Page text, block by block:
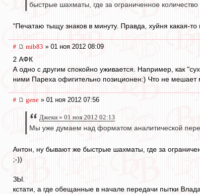
быстрые шахматы, где за ограниченное
"Печатаю тыщу знаков в минуту. Правда, хуйня какая-то
# mib83 » 01 ноя 2012 08:09
2 АФК
А одно с другим спокойно уживается. Например, как
ними Пареха офигительно позиционен:) Что не
# gene » 01 ноя 2012 07:56
Джеки » 01 ноя 2012 02:13
Мы уже думаем над форматом аналитической
Антон, ну бывают же быстрые шахматы, где за
;-))
ЗЫ.
кстати, а где обещанные в начале передачи пытки